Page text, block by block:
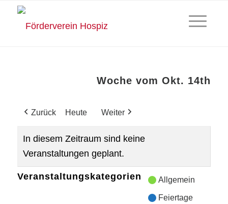
Woche vom Okt. 14th
Zurück Heute Weiter
In diesem Zeitraum sind keine
Veranstaltungen geplant.
Veranstaltungskategorien Allgemein
Feiertage